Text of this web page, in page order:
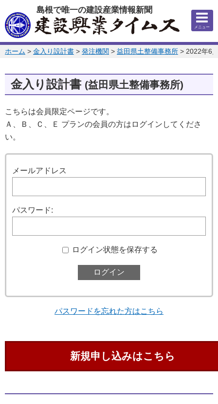
このページの本文へ
島根で唯一の建設産業情報新聞
メニュー
このページの位置:
ホーム > 金入り設計書 > 発注機関 > 益田県土整備事務所 > 2022年6
金入り設計書 (益田県土整備事務所)
こちらは会員限定ページです。
Ａ、Ｂ、Ｃ、Ｅ プランの会員の方はログインしてくださ
い。
メールアドレス
パスワード:
ログイン状態を保存する
パスワードを忘れた方はこちら
新規申し込みはこちら